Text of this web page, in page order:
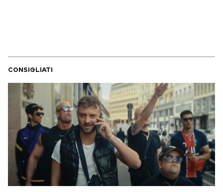
CONSIGLIATI